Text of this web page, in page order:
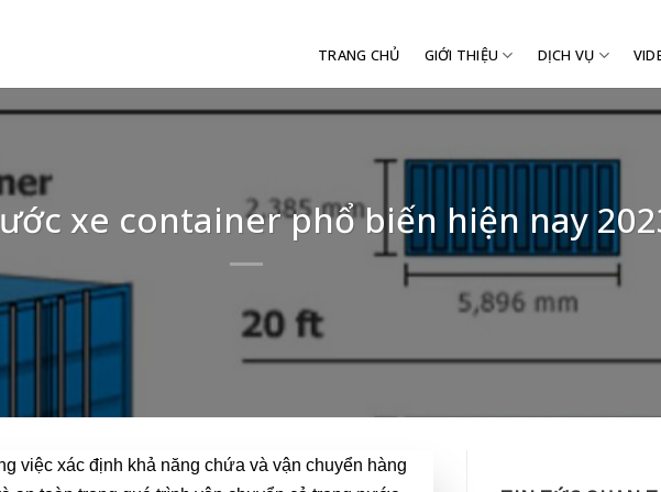
TRANG CHỦ GIỚI THIỆU DỊCH VỤ
xe container phổ biến hiện nay
việc xác định khả năng chứa và vận chuyển hàng